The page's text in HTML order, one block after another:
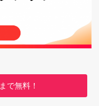
まで無料！